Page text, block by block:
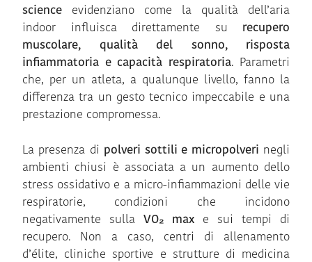
science evidenziano come la qualità dell’aria
indoor influisca direttamente su recupero
muscolare, qualità del sonno, risposta
infiammatoria e capacità respiratoria. Parametri
che, per un atleta, a qualunque livello, fanno la
differenza tra un gesto tecnico impeccabile e una
prestazione compromessa.
La presenza di polveri sottili e micropolveri negli
ambienti chiusi è associata a un aumento dello
stress ossidativo e a micro-infiammazioni delle vie
respiratorie, condizioni che incidono
negativamente sulla VO₂ max e sui tempi di
recupero. Non a caso, centri di allenamento
d’élite, cliniche sportive e strutture di medicina